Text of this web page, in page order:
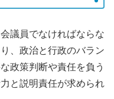
議員でなければならな
、政治と行政のバラン
政策判断や責任を負う
と説明責任が求められ